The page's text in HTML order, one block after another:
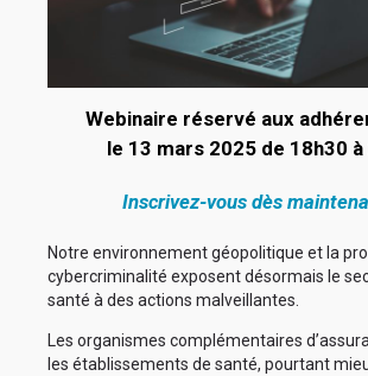
Webinaire réservé aux
le 13 mars 2025 de 18h30 à
Inscrivez-vous dès
Notre environnement géopolitique et la
cybercriminalité exposent désormais le
santé à des actions malveillantes.
Les organismes complémentaires
les établissements de santé, pourtant